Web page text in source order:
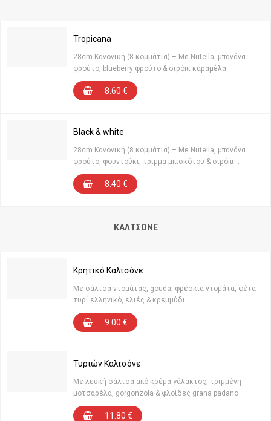
Tropicana
28cm Κανονική (8 κομμάτια) – Με Nutella, μπανάνα
φρούτο, blueberry φρούτο & σιρόπι καραμέλα
8.60 €
Black & white
28cm Κανονική (8 κομμάτια) – Με Nutella, μπανάνα
φρούτο, φουντούκι, τρίμμα μπισκότου & σιρόπι
σοκολάτα
8.40 €
ΚΑΛΤΣΌΝΕ
Κρητικό Καλτσόνε
Με σάλτσα ντομάτας, gouda, φρέσκια ντομάτα, φέτα
τυρί ελληνικό, ελιές & κρεμμύδι
9.00 €
Τυριών Καλτσόνε
Με λευκή σάλτσα από κρέμα γάλακτος, τριμμένη
μοτσαρέλα, gorgonzola & φλοίδες grana padano
11.80 €